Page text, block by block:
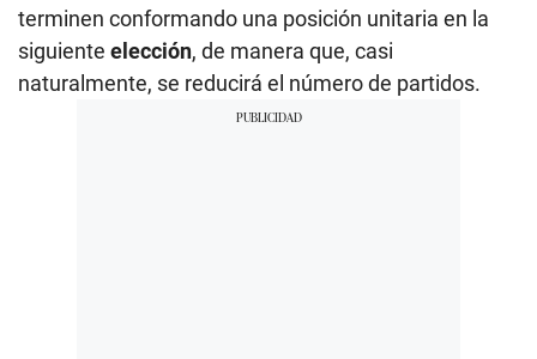
terminen conformando una posición unitaria en la
siguiente elección, de manera que, casi
naturalmente, se reducirá el número de partidos.